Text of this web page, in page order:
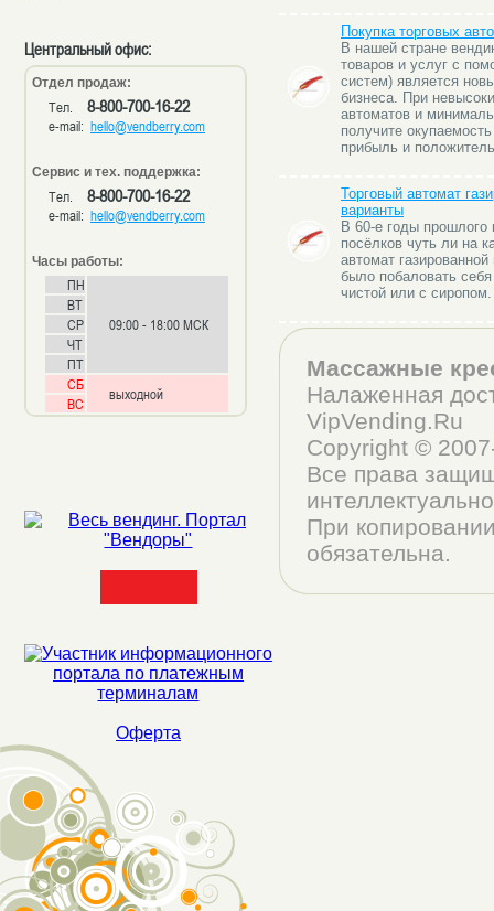
Центральный офис:
Отдел продаж:
Тел. 8-800-700-16-22
e-mail: hello@vendberry.com
Сервис и тех. поддержка:
Тел. 8-800-700-16-22
e-mail: hello@vendberry.com
Часы работы:
ПН
09:00 - 18:00 МСК
ВТ
СР
ЧТ
ПТ
СБ
выходной
ВС
Оферта
Покупка торговых
В нашей стране
товаров и услуг с
систем) является
бизнеса. При
автоматов и
получите
прибыль и
Торговый автомат
варианты
В 60-е годы прошлого
посёлков чуть ли на
автомат
было побаловать
чистой или с сиропом.
Массажные
Налаженная
VipVending.Ru
Copyright ©
Все права
При
обязательна.